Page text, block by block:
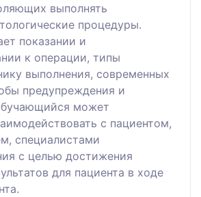
выполнять
процедуры.
показании и
к операции, типы
выполнения, современных
предупреждения и
может
с пациентом,
специалистами
с целью достижения
для пациента в ходе